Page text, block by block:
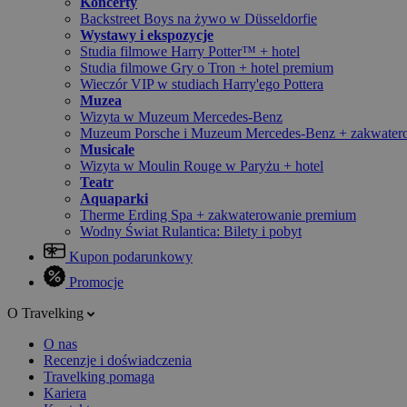
Backstreet Boys na żywo w Düsseldorfie
Wystawy i ekspozycje
Studia filmowe Harry Potter™ + hotel
Studia filmowe Gry o Tron + hotel premium
Wieczór VIP w studiach Harry'ego Pottera
Muzea
Wizyta w Muzeum Mercedes-Benz
Muzeum Porsche i Muzeum Mercedes-Benz +
Musicale
Wizyta w Moulin Rouge w Paryżu + hotel
Teatr
Aquaparki
Therme Erding Spa + zakwaterowanie premium
Wodny Świat Rulantica: Bilety i pobyt
Kupon podarunkowy
Promocje
O Travelking
O nas
Recenzje i doświadczenia
Travelking pomaga
Kariera